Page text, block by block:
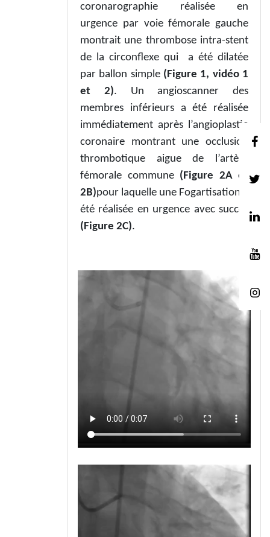
coronarographie réalisée en
urgence par voie fémorale gauche
montrait une thrombose intra-stent
de la circonflexe qui a été dilatée
par ballon simple (Figure 1, vidéo 1
et 2). Un angioscanner des
membres inférieurs a été réalisée
immédiatement après l’angioplastie
coronaire montrant une occlusion
thrombotique aigue de l’artère
fémorale commune (Figure 2A et
2B)pour laquelle une Fogartisation a
été réalisée en urgence avec succès
(Figure 2C).